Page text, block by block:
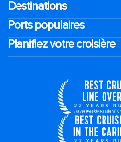
Destinations
Ports populaires
Planifiez votre croisière